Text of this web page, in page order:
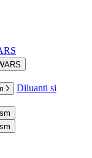
Diluanti si